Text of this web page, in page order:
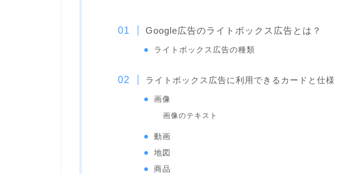
Google広告のライトボックス広告とは？
ライトボックス広告の種類
ライトボックス広告に利用できるカードと仕様
画像
画像のテキスト
動画
地図
商品